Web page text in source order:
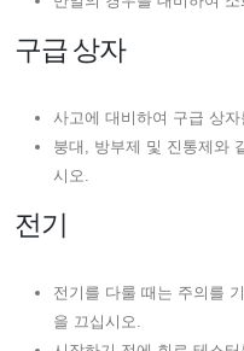
구급 상자
사고에 대비하여 구급 상자
붕대, 방부제 및 진통제와
시오.
전기
전기를 다룰 때는 주의를
을 끄십시오.